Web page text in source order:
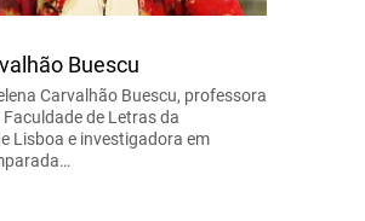
Buescu
Carvalhão Buescu, professora
de Letras da
Lisboa e investigadora em